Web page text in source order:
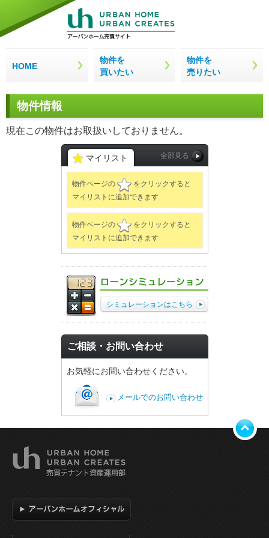
HOME
物件を
買いたい
物件を
売りたい
物件情報
現在この物件はお取扱いしておりません。
マイリスト 全部見る
物件ページの
☆
をクリックすると
マイリストに追加できます
物件ページの
☆
をクリックすると
マイリストに追加できます
シミュレーションはこちら
ご相談・お問い合わせ
お気軽にお問い合わせください。
メールでのお問い合わせ